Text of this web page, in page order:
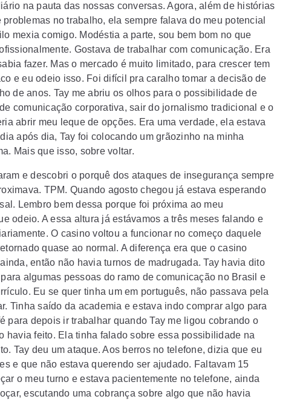
na pauta das nossas conversas. Agora, além de histórias
no trabalho, ela sempre falava do meu potencial
mexia comigo. Modéstia a parte, sou bem bom no que
Gostava de trabalhar com comunicação. Era
fazer. Mas o mercado é muito limitado, para crescer tem
e eu odeio isso. Foi difícil pra caralho tomar a decisão de
de anos. Tay me abriu os olhos para o possibilidade de
comunicação corporativa, sair do jornalismo tradicional e o
abrir meu leque de opções. Era uma verdade, ela estava
após dia, Tay foi colocando um grãozinho na minha
Mais que isso, sobre voltar.
e descobri o porquê dos ataques de insegurança sempre
TPM. Quando agosto chegou já estava esperando
Lembro bem dessa porque foi próxima ao meu
odeio. A essa altura já estávamos a três meses falando e
O casino voltou a funcionar no começo daquele
quase ao normal. A diferença era que o casino
então não havia turnos de madrugada. Tay havia dito
algumas pessoas do ramo de comunicação no Brasil e
Eu se quer tinha um em português, não passava pela
Tinha saído da academia e estava indo comprar algo para
para depois ir trabalhar quando Tay me ligou cobrando o
havia feito. Ela tinha falado sobre essa possibilidade na
Tay deu um ataque. Aos berros no telefone, dizia que eu
e que não estava querendo ser ajudado. Faltavam 15
o meu turno e estava pacientemente no telefone, ainda
escutando uma cobrança sobre algo que não havia